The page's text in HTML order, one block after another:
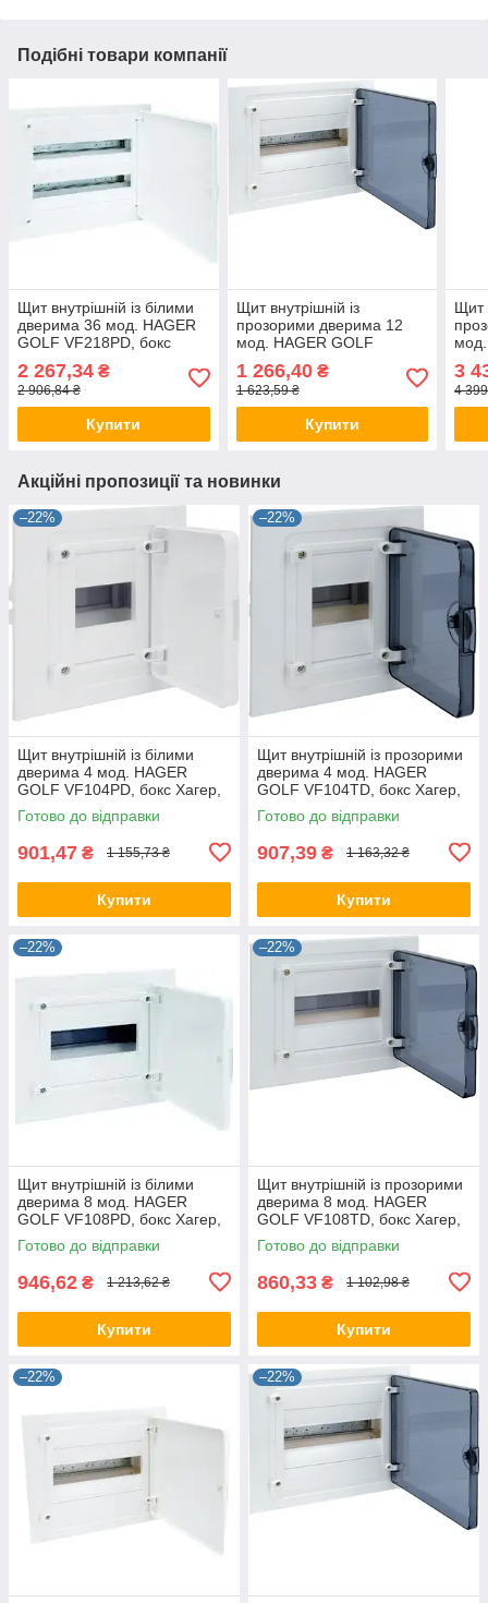
Подібні товари компанії
Щит внутрішній із білими
дверима 36 мод. HAGER
GOLF VF218РD, бокс
для автоматів
2 267,34 ₴
2 906,84 ₴
Купити
Щит внутрішній із
прозорими дверима 12
мод. HAGER GOLF
шафа розподільна для
автоматів
1 266,40₴
1 623,59 ₴
Купити
Щит
3
4
Акційні пропозиції та новинки
–22%
Щит внутрішній із білими
дверима 4 мод. HAGER
GOLF VF104PD, бокс Хагер,
шафа розподільна для
автоматів
Готово до відправки
901,47 ₴ 1 155,73 ₴
Купити
–22%
Щит внутрішній із прозорими
дверима 4 мод. HAGER
GOLF VF104TD, бокс Хагер,
шафа розподільна для
автоматів
Готово до відправки
907,39 ₴ 1 163,32 ₴
Купити
–22%
Щит внутрішній із білими
дверима 8 мод. HAGER
GOLF VF108РD, бокс Хагер,
шафа розподільна для
автоматів
Готово до відправки
946,62 ₴ 1 213,62 ₴
Купити
–22%
Щит внутрішній із прозорими
дверима 8 мод. HAGER
GOLF VF108TD, бокс Хагер,
шафа розподільна для
автоматів
Готово до відправки
860,33 ₴ 1 102,98 ₴
Купити
–22% –22%